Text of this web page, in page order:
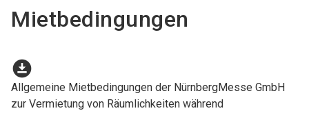
Mietbedingungen
download_for_offline
Allgemeine Mietbedingungen der NürnbergMesse GmbH
zur Vermietung von Räumlichkeiten während